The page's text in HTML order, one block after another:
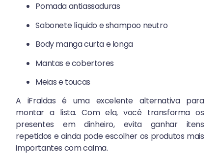
Pomada antiassaduras
Sabonete líquido e shampoo neutro
Body manga curta e longa
Mantas e cobertores
Meias e toucas
A iFraldas é uma excelente alternativa para
montar a lista. Com ela, você transforma os
presentes em dinheiro, evita ganhar itens
repetidos e ainda pode escolher os produtos mais
importantes com calma.